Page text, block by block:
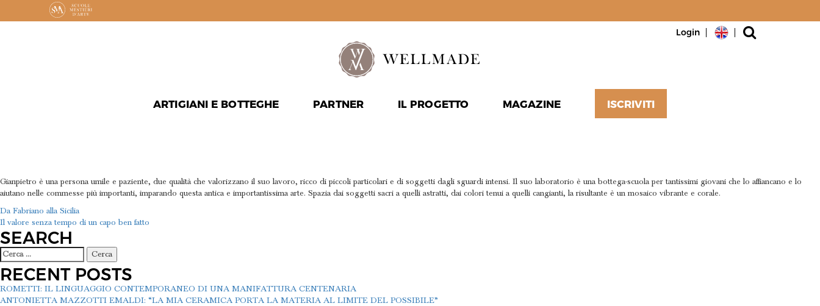
Login
ARTIGIANI E BOTTEGHE PARTNER IL PROGETTO MAGAZINE ISCRIVITI
Gianpietro è una persona umile e paziente, due qualità che valorizzano il suo lavoro, ricco di piccoli particolari e di soggetti dagli sguardi intensi. Il suo laboratorio è una bottega-scuola per tantissimi giovani che lo affiancano e lo
aiutano nelle commesse più importanti, imparando questa antica e importantissima arte. Spazia dai soggetti sacri a quelli astratti, dai colori tenui a quelli cangianti, la risultante è un mosaico vibrante e corale.
NAVIGAZIONE
ARTICOLI
Da Fabriano alla Sicilia
Il valore senza tempo di un capo ben fatto
SEARCH
Ricerca
per:
RECENT POSTS
ROMETTI: IL LINGUAGGIO CONTEMPORANEO DI UNA MANIFATTURA CENTENARIA
ANTONIETTA MAZZOTTI EMALDI: “LA MIA CERAMICA PORTA LA MATERIA AL LIMITE DEL POSSIBILE”